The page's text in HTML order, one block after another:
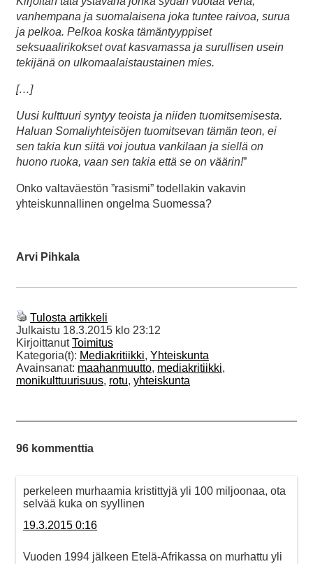
vanhempana ja suomalaisena joka tuntee raivoa, surua
ja pelkoa. Pelkoa koska tämäntyyppiset
seksuaalirikokset ovat kasvamassa ja surullisen usein
tekijänä on ulkomaalaistaustainen mies.
[…]
Uusi kulttuuri syntyy teoista ja niiden tuomitsemisesta.
Haluan Somaliyhteisöjen tuomitsevan tämän teon, ei
sen takia kun siitä voi joutua vankilaan ja siellä on
huono ruoka, vaan sen takia että se on väärin!”
Onko valtaväestön ”rasismi” todellakin vakavin
yhteiskunnallinen ongelma Suomessa?
Arvi Pihkala
Tulosta artikkeli
Julkaistu 18.3.2015 klo 23:12
KirjoittanutToimitus
Kategoria(t): Mediakritiikki, Yhteiskunta
Avainsanat: maahanmuutto, mediakritiikki,
monikulttuurisuus, rotu, yhteiskunta
96 kommenttia
perkeleen murhaamia kristittyjä yli 100 miljoonaa, ota
selvää kuka on syyllinen
19.3.2015 0:16
Vuoden 1994 jälkeen Etelä-Afrikassa on murhattu yli